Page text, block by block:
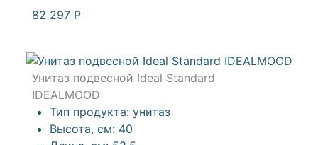
82 297 Р
Унитаз подвесной Ideal Standard
IDEALMOOD
Тип продукта: унитаз
Высота, см: 40